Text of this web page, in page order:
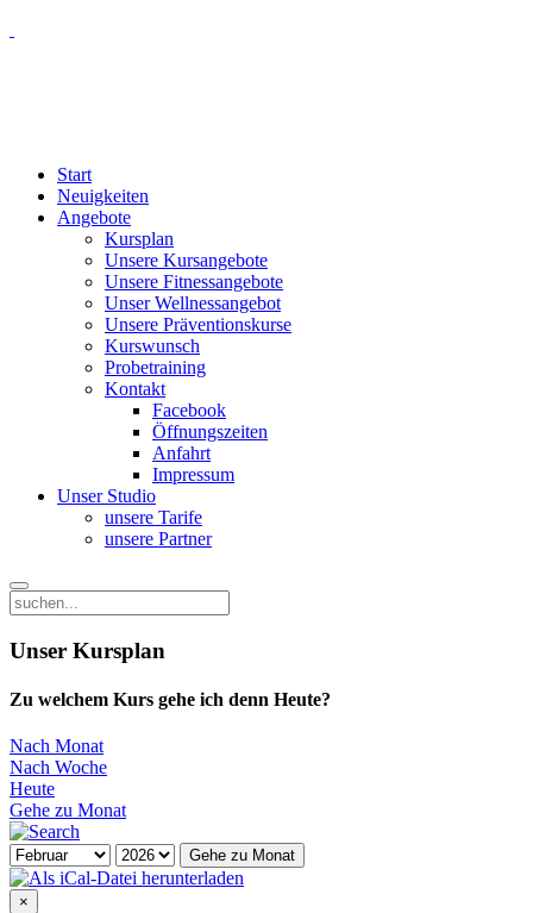
Start
Neuigkeiten
Angebote
Kursplan
Unsere Kursangebote
Unsere Fitnessangebote
Unser Wellnessangebot
Unsere Präventionskurse
Kurswunsch
Probetraining
Kontakt
Facebook
Öffnungszeiten
Anfahrt
Impressum
Unser Studio
unsere Tarife
unsere Partner
Unser Kursplan
Zu welchem Kurs gehe ich denn Heute?
Nach Monat
Nach Woche
Heute
Gehe zu Monat
Gehe zu Monat
×